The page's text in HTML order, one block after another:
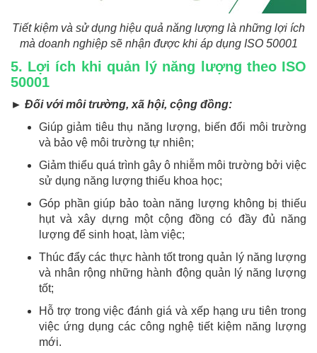
Tiết kiệm và sử dụng hiệu quả năng lượng là những lợi ích
mà doanh nghiệp sẽ nhận được khi áp dụng ISO 50001
5. Lợi ích khi quản lý năng lượng theo ISO
50001
► Đối với môi trường, xã hội, cộng đồng:
Giúp giảm tiêu thụ năng lượng, biến đổi môi trường
và bảo vệ môi trường tự nhiên;
Giảm thiểu quá trình gây ô nhiễm môi trường bởi việc
sử dụng năng lượng thiếu khoa học;
Góp phần giúp bảo toàn năng lượng không bị thiếu
hụt và xây dựng một cộng đồng có đầy đủ năng
lượng để sinh hoạt, làm việc;
Thúc đẩy các thực hành tốt trong quản lý năng lượng
và nhân rộng những hành động quản lý năng lượng
tốt;
Hỗ trợ trong việc đánh giá và xếp hạng ưu tiên trong
việc ứng dụng các công nghệ tiết kiệm năng lượng
mới.